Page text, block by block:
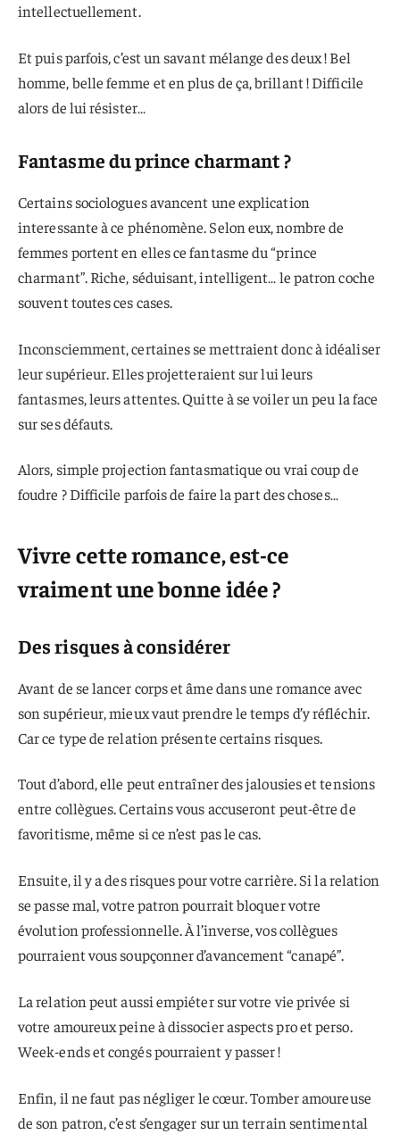
intellectuellement.
Et puis parfois, c’est un savant mélange des deux ! Bel
homme, belle femme et en plus de ça, brillant ! Difficile
alors de lui résister…
Fantasme du prince charmant ?
Certains sociologues avancent une explication
interessante à ce phénomène. Selon eux, nombre de
femmes portent en elles ce fantasme du “prince
charmant”. Riche, séduisant, intelligent… le patron coche
souvent toutes ces cases.
Inconsciemment, certaines se mettraient donc à idéaliser
leur supérieur. Elles projetteraient sur lui leurs
fantasmes, leurs attentes. Quitte à se voiler un peu la face
sur ses défauts.
Alors, simple projection fantasmatique ou vrai coup de
foudre ? Difficile parfois de faire la part des choses…
Vivre cette romance, est-ce
vraiment une bonne idée ?
Des risques à considérer
Avant de se lancer corps et âme dans une romance avec
son supérieur, mieux vaut prendre le temps d’y réfléchir.
Car ce type de relation présente certains risques.
Tout d’abord, elle peut entraîner des jalousies et tensions
entre collègues. Certains vous accuseront peut-être de
favoritisme, même si ce n’est pas le cas.
Ensuite, il y a des risques pour votre carrière. Si la relation
se passe mal, votre patron pourrait bloquer votre
évolution professionnelle. À l’inverse, vos collègues
pourraient vous soupçonner d’avancement “canapé”.
La relation peut aussi empiéter sur votre vie privée si
votre amoureux peine à dissocier aspects pro et perso.
Week-ends et congés pourraient y passer !
Enfin, il ne faut pas négliger le cœur. Tomber amoureuse
de son patron, c’est s’engager sur un terrain sentimental